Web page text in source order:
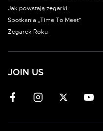
Jak powstają zegarki
Spotkania „Time To Meet”
Zegarek Roku
JOIN US